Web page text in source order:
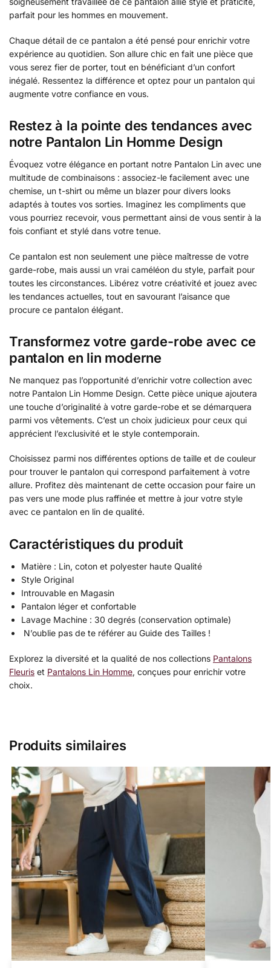
parfait pour les hommes en mouvement.
Chaque détail de ce pantalon a été pensé pour enrichir votre
expérience au quotidien. Son allure chic en fait une pièce que
vous serez fier de porter, tout en bénéficiant d’un confort
inégalé. Ressentez la différence et optez pour un pantalon qui
augmente votre confiance en vous.
Restez à la pointe des tendances avec
notre Pantalon Lin Homme Design
Évoquez votre élégance en portant notre Pantalon Lin avec une
multitude de combinaisons : associez-le facilement avec une
chemise, un t-shirt ou même un blazer pour divers looks
adaptés à toutes vos sorties. Imaginez les compliments que
vous pourriez recevoir, vous permettant ainsi de vous sentir à la
fois confiant et stylé dans votre tenue.
Ce pantalon est non seulement une pièce maîtresse de votre
garde-robe, mais aussi un vrai caméléon du style, parfait pour
toutes les circonstances. Libérez votre créativité et jouez avec
les tendances actuelles, tout en savourant l’aisance que
procure ce pantalon élégant.
Transformez votre garde-robe avec ce
pantalon en lin moderne
Ne manquez pas l’opportunité d’enrichir votre collection avec
notre Pantalon Lin Homme Design. Cette pièce unique ajoutera
une touche d’originalité à votre garde-robe et se démarquera
parmi vos vêtements. C’est un choix judicieux pour ceux qui
apprécient l’exclusivité et le style contemporain.
Choisissez parmi nos différentes options de taille et de couleur
pour trouver le pantalon qui correspond parfaitement à votre
allure. Profitez dès maintenant de cette occasion pour faire un
pas vers une mode plus raffinée et mettre à jour votre style
avec ce pantalon en lin de qualité.
Caractéristiques du produit
Matière : Lin, coton et polyester haute Qualité
Style Original
Introuvable en Magasin
Pantalon léger et confortable
Lavage Machine : 30 degrés (conservation optimale)
N’oublie pas de te référer au Guide des Tailles !
Explorez la diversité et la qualité de nos collections Pantalons
Fleuris et Pantalons Lin Homme, conçues pour enrichir votre
choix.
Produits similaires